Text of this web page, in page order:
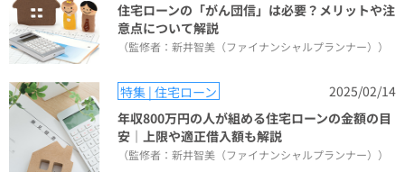
住宅ローンの「がん団信」は必要？メリットや注
意点について解説
（監修者：新井智美（ファイナンシャルプランナー））
特集 | 住宅ローン
2025/02/14
年収800万円の人が組める住宅ローンの金額の目
安｜上限や適正借入額も解説
（監修者：新井智美（ファイナンシャルプランナー））